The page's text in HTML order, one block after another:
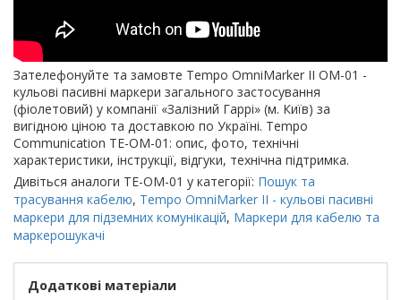
Зателефонуйте та замовте Tempo OmniMarker II OM-01 -
кульові пасивні маркери загального застосування
(фіолетовий) у компанії «Залізний Гаррі» (м. Київ) за
вигідною ціною та доставкою по Україні. Tempo
Communication TE-OM-01: опис, фото, технічні
характеристики, інструкції, відгуки, технічна підтримка.
Дивіться аналоги TE-OM-01 у категорії: Пошук та
трасування кабелю, Tempo OmniMarker II - кульові пасивні
маркери для підземних комунікацій, Маркери для кабелю та
маркерошукачі
Додаткові матеріали